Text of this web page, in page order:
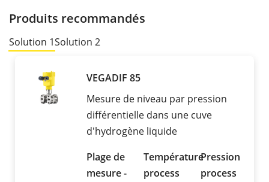
Produits recommandés
Solution 1Solution 2
VEGADIF 85
Mesure de niveau par pression
différentielle dans une cuve
d'hydrogène liquide
Plage de
mesure -
Température
process
Pression
process